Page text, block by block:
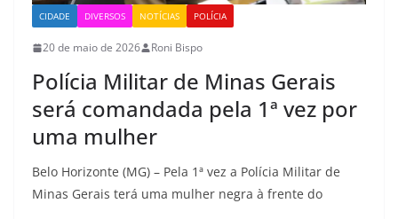
CIDADE DIVERSOS NOTÍCIAS POLÍCIA
20 de maio de 2026 Roni Bispo
Polícia Militar de Minas Gerais
será comandada pela 1ª vez por
uma mulher
Belo Horizonte (MG) – Pela 1ª vez a Polícia Militar de
Minas Gerais terá uma mulher negra à frente do